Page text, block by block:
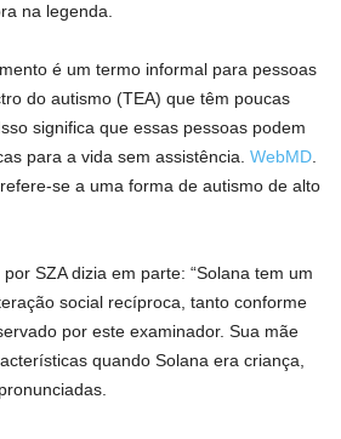
na legenda.
é um termo informal para pessoas
do autismo (TEA) que têm poucas
significa que essas pessoas podem
para a vida sem assistência. WebMD.
se a uma forma de autismo de alto
SZA dizia em parte: “Solana tem um
social recíproca, tanto conforme
por este examinador. Sua mãe
quando Solana era criança,